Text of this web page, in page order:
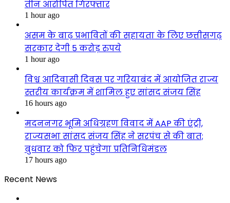
तीन आरोपित गिरफ्तार
1 hour ago
असम के बाढ़ प्रभावितों की सहायता के लिए छत्तीसगढ़
सरकार देगी 5 करोड़ रुपये
1 hour ago
विश्व आदिवासी दिवस पर गरियाबंद में आयोजित राज्य
स्तरीय कार्यक्रम में शामिल हुए सांसद संजय सिंह
16 hours ago
मदननगर भूमि अधिग्रहण विवाद में AAP की एंट्री,
राज्यसभा सांसद संजय सिंह ने सरपंच से की बात;
बुधवार को फिर पहुंचेगा प्रतिनिधिमंडल
17 hours ago
Recent News